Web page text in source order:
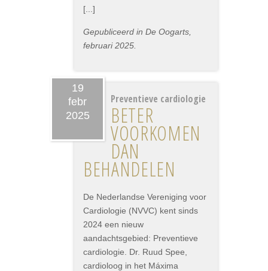
[...]
Gepubliceerd in De Oogarts,
februari 2025.
19
febr
2025
Preventieve cardiologie
BETER
VOORKOMEN
DAN
BEHANDELEN
De Nederlandse Vereniging voor
Cardiologie (NVVC) kent sinds
2024 een nieuw
aandachtsgebied: Preventieve
cardiologie. Dr. Ruud Spee,
cardioloog in het Máxima